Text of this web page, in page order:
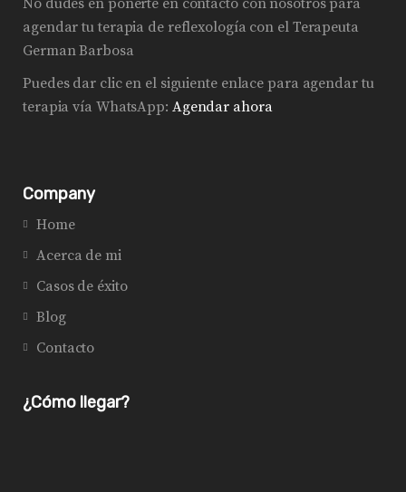
agendar tu terapia de reflexología con el Terapeuta
German Barbosa
Puedes dar clic en el siguiente enlace para agendar tu
terapia vía WhatsApp: Agendar ahora
Company
Home
Acerca de mi
Casos de éxito
Blog
Contacto
¿Cómo llegar?